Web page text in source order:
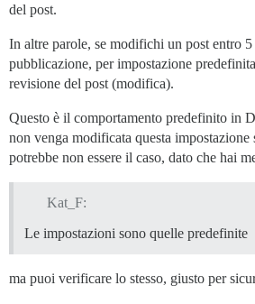
del post.
In altre parole, se modifichi un post entro
pubblicazione, per impostazione
revisione del post (modifica).
Questo è il comportamento predefinito in
non venga modificata questa
potrebbe non essere il caso, dato che hai
Kat_F:
Le impostazioni sono quelle predefinite
ma puoi verificare lo stesso, giusto per